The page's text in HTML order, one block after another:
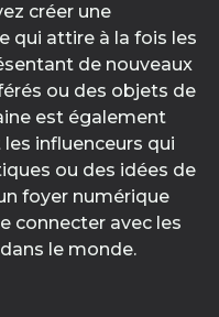
créer une
qui attire à la fois les
de nouveaux
ou des objets de
est également
influenceurs qui
ou des idées de
foyer numérique
connecter avec les
le monde.